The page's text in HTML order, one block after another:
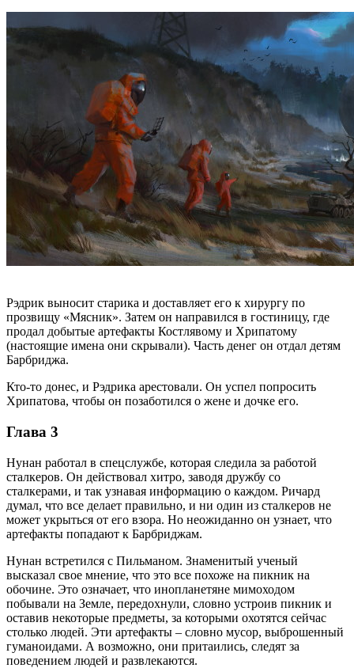
Рэдрик выносит старика и доставляет его к хирургу по
прозвищу «Мясник». Затем он направился в гостиницу, где
продал добытые артефакты Костлявому и Хрипатому
(настоящие имена они скрывали). Часть денег он отдал детям
Барбриджа.
Кто-то донес, и Рэдрика арестовали. Он успел попросить
Хрипатова, чтобы он позаботился о жене и дочке его.
Глава 3
Нунан работал в спецслужбе, которая следила за работой
сталкеров. Он действовал хитро, заводя дружбу со
сталкерами, и так узнавая информацию о каждом. Ричард
думал, что все делает правильно, и ни один из сталкеров не
может укрыться от его взора. Но неожиданно он узнает, что
артефакты попадают к Барбриджам.
Нунан встретился с Пильманом. Знаменитый ученый
высказал свое мнение, что это все похоже на пикник на
обочине. Это означает, что инопланетяне мимоходом
побывали на Земле, передохнули, словно устроив пикник и
оставив некоторые предметы, за которыми охотятся сейчас
столько людей. Эти артефакты – словно мусор, выброшенный
гуманоидами. А возможно, они притаились, следят за
поведением людей и развлекаются.